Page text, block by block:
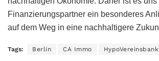
Finanzierungspartner ein besonderes
auf dem Weg in eine nachhaltigere
Tags: Berlin CA Immo HypoVereinsbank